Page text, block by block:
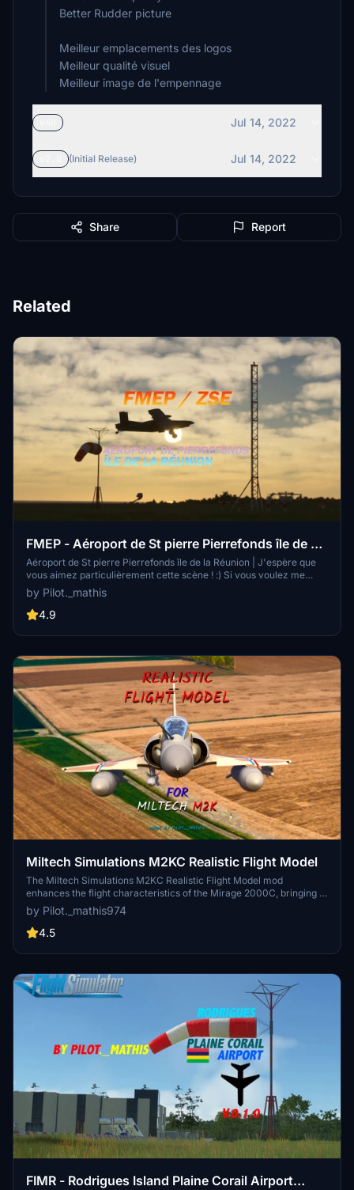
Better Rudder picture
Meilleur emplacements des logos
Meilleur qualité visuel
Jul 14, 2022
(Initial Release) Jul 14, 2022
Share Report
Related
FMEP - Aéroport de St pierre Pierrefonds île de La
réunion #974
Aéroport de St pierre Pierrefonds île de la Réunion | J'espère que
vous aimez particulièrement cette scène ! :) Si vous voulez me
donnée un petit DON sa me ferez extrêmement plaisir !! :) Des
mises à jours très fréquente ! Si vous avez des problèmes n'hésitez
pas à me le faire savoir !
by Pilot._mathis
4.9
Miltech Simulations M2KC Realistic Flight Model
The Miltech Simulations M2KC Realistic Flight Model mod
enhances the flight characteristics of the Mirage 2000C, bringing it
closer to real-world performance. It includes modifications to
weight and balance, stall speed, maneuverability, and stability
during landing, resulting in a more authentic flying experience.
turn rates and recovery from stalls. Installation is straightforward,
folder.
by Pilot._mathis974
4.5
FIMR - Rodrigues Island Plaine Corail Airport